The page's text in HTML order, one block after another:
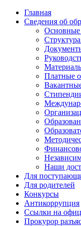
Главная
Сведения об
Основные
Платные
Наши
Для
Для родителей
Конкурсы
Антикоррупция
Ссылки на
Прокурор